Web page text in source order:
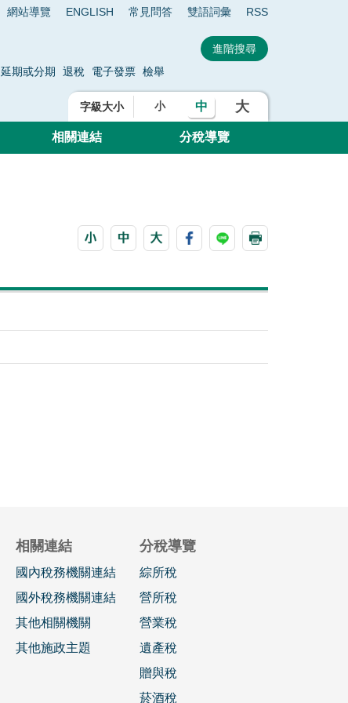
網站導覽 ENGLISH 常見問答 雙語詞彙 RSS
延期或分期 退稅 電子發票 檢舉
字級大小 小 中 大
相關連結 分稅導覽
相關連結
國內稅務機關連結
國外稅務機關連結
其他相關機關
其他施政主題
分稅導覽
綜所稅
營所稅
營業稅
遺產稅
贈與稅
菸酒稅